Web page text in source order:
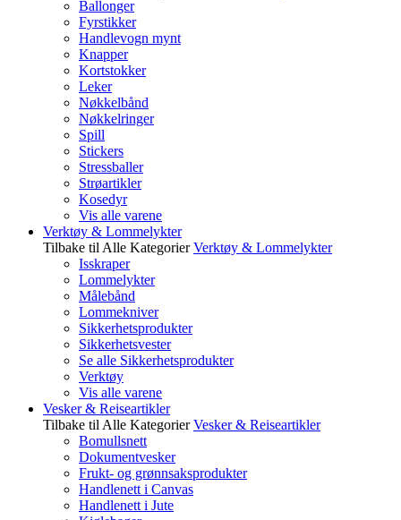
Ballonger
Fyrstikker
Handlevogn mynt
Knapper
Kortstokker
Leker
Nøkkelbånd
Nøkkelringer
Spill
Stickers
Stressballer
Strøartikler
Kosedyr
Vis alle varene
Verktøy & Lommelykter
Tilbake til Alle Kategorier Verktøy & Lommelykter
Isskraper
Lommelykter
Målebånd
Lommekniver
Sikkerhetsprodukter
Sikkerhetsvester
Se alle Sikkerhetsprodukter
Verktøy
Vis alle varene
Vesker & Reiseartikler
Tilbake til Alle Kategorier Vesker & Reiseartikler
Bomullsnett
Dokumentvesker
Frukt- og grønnsaksprodukter
Handlenett i Canvas
Handlenett i Jute